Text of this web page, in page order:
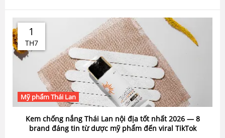
1
TH7
Mỹ phẩm Thái Lan
Kem chống nắng Thái Lan nội địa tốt nhất 2026 — 8
brand đáng tin từ dược mỹ phẩm đến viral TikTok